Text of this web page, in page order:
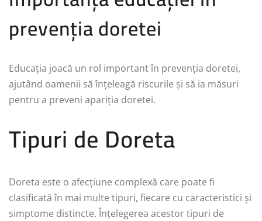
prevenția doretei
Educația joacă un rol important în prevenția doretei,
ajutând oamenii să înțeleagă riscurile și să ia măsuri
pentru a preveni apariția doretei.
Tipuri de Doreta
Doreta este o afecțiune complexă care poate fi
clasificată în mai multe tipuri, fiecare cu caracteristici și
simptome distincte. Înțelegerea acestor tipuri de